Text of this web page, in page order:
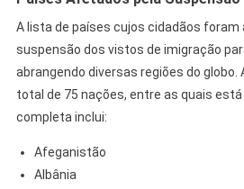
A lista de países cujos cidadãos
suspensão dos vistos de imigração
abrangendo diversas regiões do globo.
total de 75 nações, entre as quais está
completa inclui:
Afeganistão
Albânia